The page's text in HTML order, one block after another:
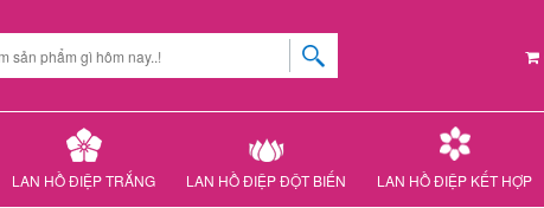
LAN HỒ ĐIỆP TRẮNG LAN HỒ ĐIỆP ĐỘT BIẾN LAN HỒ ĐIỆP KẾT HỢP